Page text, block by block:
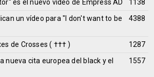
es el nuevo vídeo de Empress AD
1138
un vídeo para "I don't want to be
4388
de Crosses ( ††† )
1287
nueva cita europea del black y el
1557